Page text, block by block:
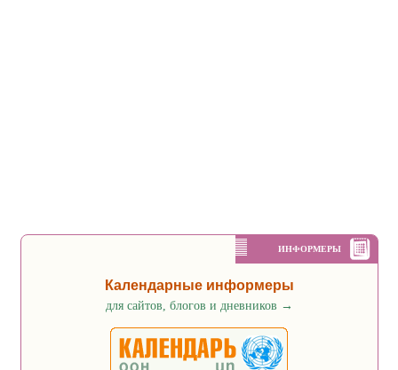
ИНФОРМЕРЫ
Календарные информеры
для сайтов, блогов и дневников →